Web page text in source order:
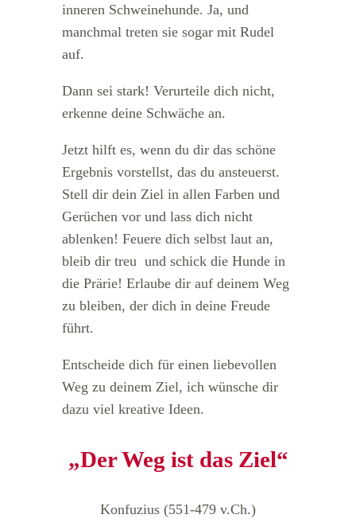
inneren Schweinehunde. Ja, und
manchmal treten sie sogar mit Rudel
auf.
Dann sei stark! Verurteile dich nicht,
erkenne deine Schwäche an.
Jetzt hilft es, wenn du dir das schöne
Ergebnis vorstellst, das du ansteuerst.
Stell dir dein Ziel in allen Farben und
Gerüchen vor und lass dich nicht
ablenken! Feuere dich selbst laut an,
bleib dir treu und schick die Hunde in
die Prärie! Erlaube dir auf deinem Weg
zu bleiben, der dich in deine Freude
führt.
Entscheide dich für einen liebevollen
Weg zu deinem Ziel, ich wünsche dir
dazu viel kreative Ideen.
„Der Weg ist das Ziel“
Konfuzius (551-479 v.Ch.)